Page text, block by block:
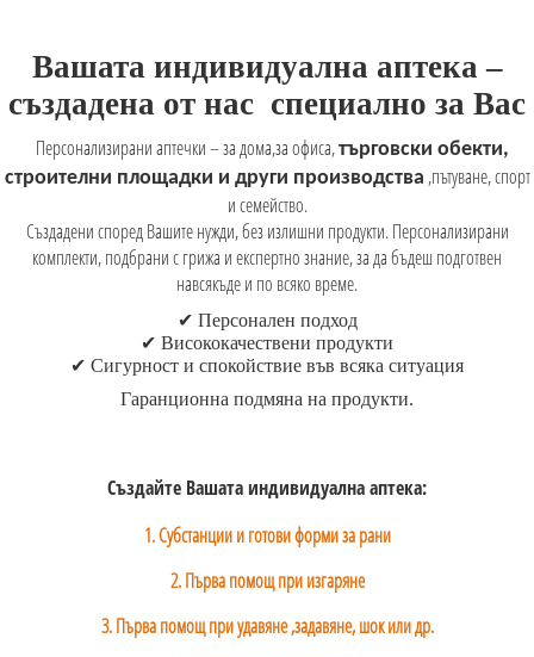
Вашата индивидуална аптека –
създадена от нас специално за Вас
Персонализирани аптечки – за дома,за офиса,търговски обекти,
строителни площадки и други производства ,пътуване, спорт
и семейство.
Създадени според Вашите нужди, без излишни продукти. Персонализирани
комплекти, подбрани с грижа и експертно знание, за да бъдеш подготвен
навсякъде и по всяко време.
✔ Персонален подход
✔ Висококачествени продукти
✔ Сигурност и спокойствие във всяка ситуация
Гаранционна подмяна на продукти.
Създайте Вашата индивидуална аптека:
1. Субстанции и готови форми за рани
2. Първа помощ при изгаряне
3. Първа помощ при удавяне ,задавяне, шок или др.